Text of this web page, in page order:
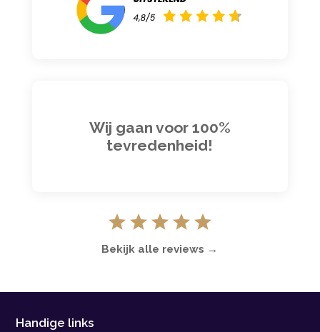
Wij gaan voor 100%
tevredenheid!
Bekijk alle reviews →
Handige links